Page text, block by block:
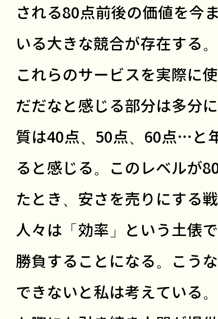
される80点前後の価値を今
いる大きな競合が存在する
これらのサービスを実際に
だだなと感じる部分は多分
質は40点、50点、60点…と
ると感じる。このレベルが
たとき、安さを売りにする
人々は「効率」という土俵
勝負することになる。こう
できないと私は考えている